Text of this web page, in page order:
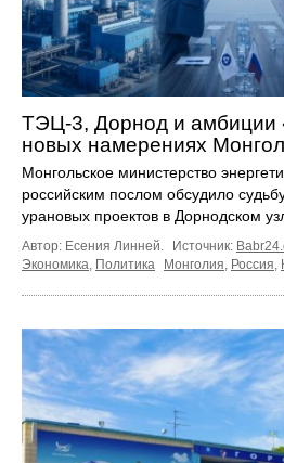
ТЭЦ-3, Дорнод и амбиции
новых намерениях
Монгольское министерство
российским послом обсудило
урановых проектов в Дорнодском
Автор: Есения Линней. Источник:
Экономика, Политика Монголия, Россия,